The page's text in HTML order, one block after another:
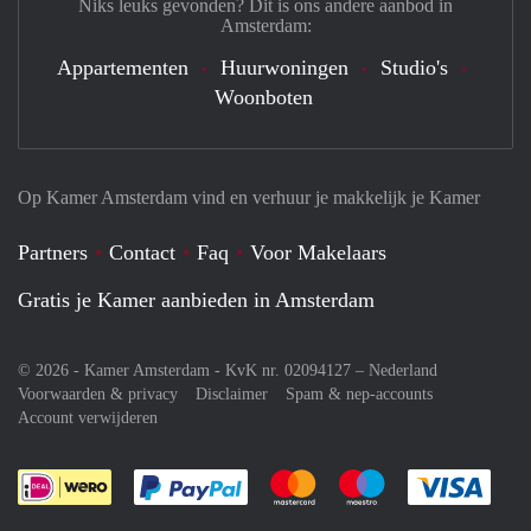
Op Kamer Amsterdam vind en verhuur je makkelijk je Kamer
Partners Contact Faq
Voor Makelaars
Gratis je Kamer aanbieden in Amsterdam
© 2026 - Kamer Amsterdam - KvK nr. 02094127 – Nederland
Voorwaarden & privacy
Disclaimer
Spam & nep-accounts
Account verwijderen
Je rekent gemakkelijk af met Paypal
Je rekent gemakkelijk af met
Je rekent
Niks leuks gevonden? Dit is ons andere aanbod in
Amsterdam:
Appartementen Huurwoningen
Studio's
Woonboten